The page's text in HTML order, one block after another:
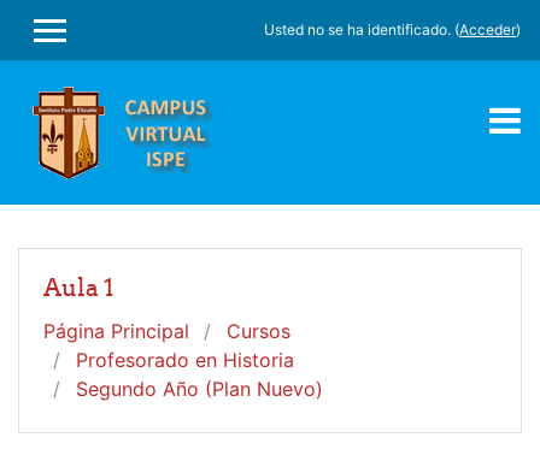
PANEL LATERAL
Usted no se ha identificado. (Acceder)
Aula 1
Página Principal
Cursos
Profesorado en Historia
Segundo Año (Plan Nuevo)